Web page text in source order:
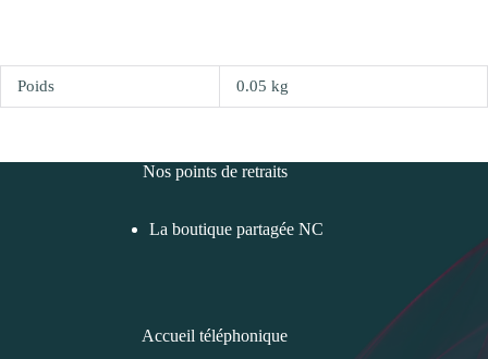
Poids 0.05 kg
Nos points de retraits
La boutique partagée NC
Accueil téléphonique